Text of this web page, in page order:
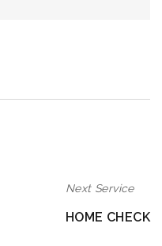
Next Service
HOME CHECK